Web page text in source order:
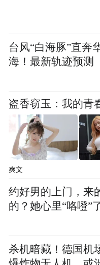
跑步过程中，赛道
油，现场人气高涨。
台风“白海豚”直奔
海！最新轨迹预测
盗香窃玉：我的青
爽文
约好男的上门，来
的？她心里“咯噔”
杀机暗藏！德国机